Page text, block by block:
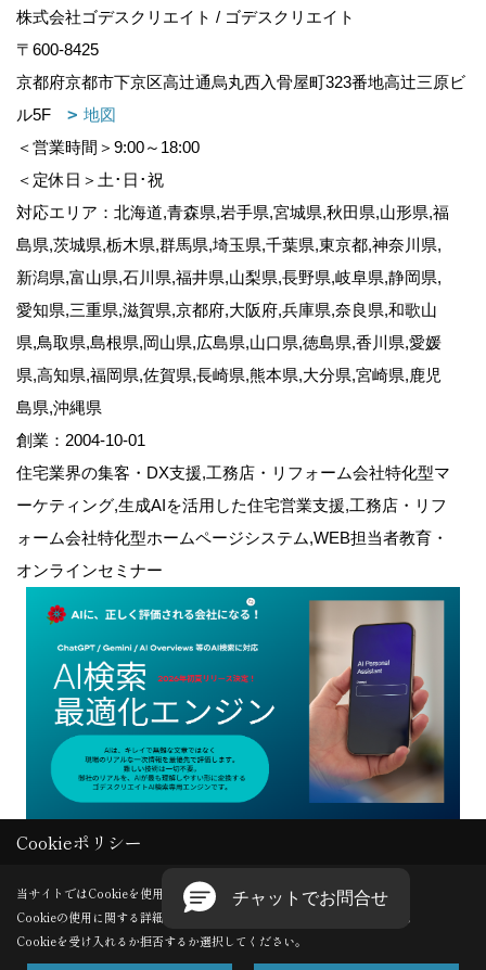
株式会社ゴデスクリエイト / ゴデスクリエイト
〒600-8425
京都府京都市下京区高辻通烏丸西入骨屋町323番地高辻三原ビ
ル5F
地図
＜営業時間＞9:00～18:00
＜定休日＞土･日･祝
対応エリア：北海道,青森県,岩手県,宮城県,秋田県,山形県,福
島県,茨城県,栃木県,群馬県,埼玉県,千葉県,東京都,神奈川県,
新潟県,富山県,石川県,福井県,山梨県,長野県,岐阜県,静岡県,
愛知県,三重県,滋賀県,京都府,大阪府,兵庫県,奈良県,和歌山
県,鳥取県,島根県,岡山県,広島県,山口県,徳島県,香川県,愛媛
県,高知県,福岡県,佐賀県,長崎県,熊本県,大分県,宮崎県,鹿児
島県,沖縄県
創業：2004-10-01
住宅業界の集客・DX支援,工務店・リフォーム会社特化型マ
ーケティング,生成AIを活用した住宅営業支援,工務店・リフ
ォーム会社特化型ホームページシステム,WEB担当者教育・
オンラインセミナー
Copyright (c) GODDESS CREATE. All Rights Reserved.
Produced byゴデスクリエイト
Cookieポリシー
当サイトではCookieを使用します。
Cookieの使用に関する詳細は 「プライバシーポリシー
」をご覧ください。
Cookieを受け入れるか拒否するか選択してください。